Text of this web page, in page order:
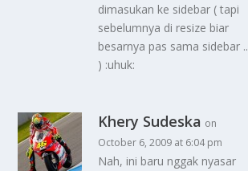
dimasukan ke sidebar ( tapi
sebelumnya di resize biar
besarnya pas sama sidebar ..
) :uhuk:
Khery Sudeska on
October 6, 2009 at 6:04 pm
Nah, ini baru nggak nyasar